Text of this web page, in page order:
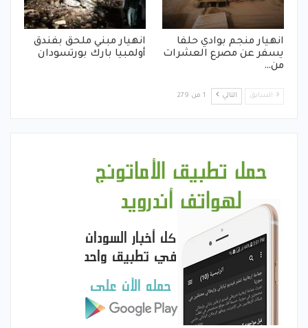
انهيار منجم بوادي حلفا
يسفر عن مصرع العشرات
من…
انهيار مبني ملحق بفندق
أولمبيا بارك بورتسودان
السابق التالي 1 من 279